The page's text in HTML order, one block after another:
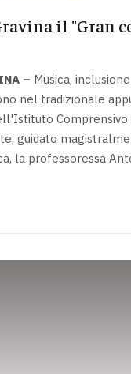
il "Gran
– Musica,
nel tradizionale
Comprensivo
guidato
la professoressa